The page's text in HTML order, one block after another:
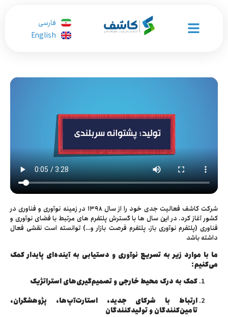
English
فارسی
شرکت کاشف فعالیت جدی خود را از سال ۱۳۹۸ در زمینه نوآوری و فناوری در
کشور آغاز کرد. در این سال ها با گسترش پلتفرم های مرتبط با فضای نوآوری و
فناوری (پلتفرم نوآوری باز، پلتفرم فرصت بازار و…) توانسته است نقشی فعال
داشته باشد
ما با موارد زیر به تسریع نوآوری و دستیابی به آینده‌ای پایدار کمک
می‌کنیم:
کمک به درک محیط خارجی و تصمیم‌گیری‌های استراتژیک
ارتباط با شرکای جدید، استارت‌آپ‌ها، پژوهشگران،
تأمین‌کنندگان و تولیدکنندگان